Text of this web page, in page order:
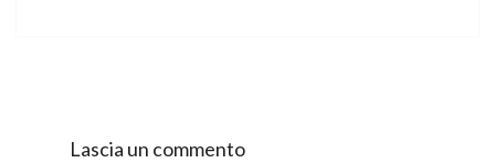
Lascia un commento